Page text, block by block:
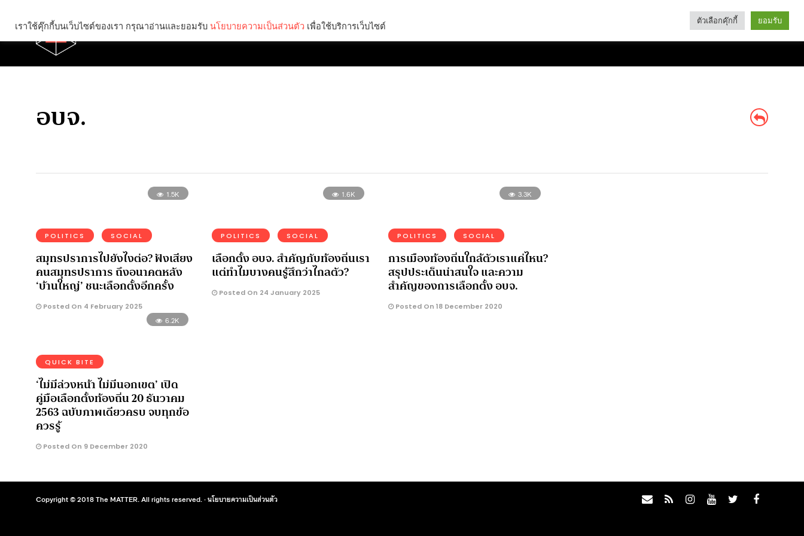
Categories
อบจ.
1.5K
POLITICS SOCIAL
สมุทรปราการไปยังไงต่อ? ฟังเสียง
คนสมุทรปราการ ถึงอนาคตหลัง
‘บ้านใหญ่’ ชนะเลือกตั้งอีกครั้ง
Posted On 4 February 2025
1.6K
POLITICS SOCIAL
เลือกตั้ง อบจ. สำคัญกับท้องถิ่นเรา
แต่ทำไมบางคนรู้สึกว่าไกลตัว?
Posted On 24 January 2025
3.3K
POLITICS SOCIAL
การเมืองท้องถิ่นใกล้ตัวเราแค่ไหน?
สรุปประเด็นน่าสนใจ และความ
สำคัญของการเลือกตั้ง อบจ.
Posted On 18 December 2020
6.2K
QUICK BITE
‘ไม่มีล่วงหน้า ไม่มีนอกเขต’ เปิด
คู่มือเลือกตั้งท้องถิ่น 20 ธันวาคม
2563 ฉบับภาพเดียวครบ จบทุกข้อ
ควรรู้
Posted On 9 December 2020
Copyright © 2018 The MATTER. All rights reserved. ·นโยบายความเป็นส่วนตัว
เราใช้คุ๊กกี้บนเว็บไซต์ของเรา กรุณาอ่านและยอมรับ นโยบายความเป็นส่วนตัว เพื่อใช้บริการเว็บไซต์ ตัวเลือกคุ๊กกี้ ยอมรับ